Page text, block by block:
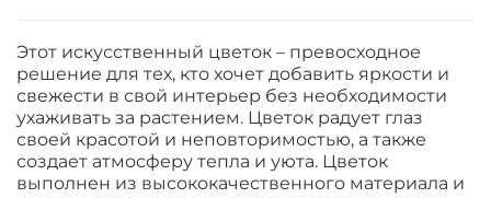
Этот искусственный цветок – превосходное
решение для тех, кто хочет добавить яркости и
свежести в свой интерьер без необходимости
ухаживать за растением. Цветок радует глаз
своей красотой и неповторимостью, а также
создает атмосферу тепла и уюта. Цветок
выполнен из высококачественного материала и